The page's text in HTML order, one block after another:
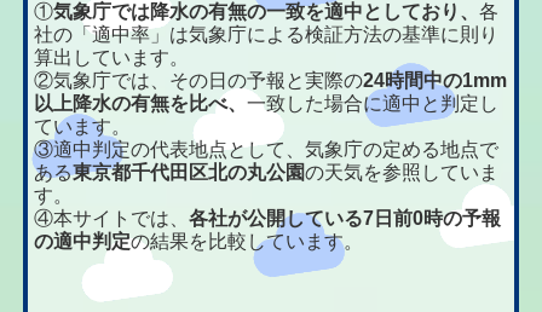
①気象庁では降水の有無の一致を適中としており、各
社の「適中率」は気象庁による検証方法の基準に則り
算出しています。
②気象庁では、その日の予報と実際の24時間中の1mm
以上降水の有無を比べ、一致した場合に適中と判定し
ています。
③適中判定の代表地点として、気象庁の定める地点で
ある東京都千代田区北の丸公園の天気を参照していま
す。
④本サイトでは、各社が公開している7日前0時の予報
の適中判定の結果を比較しています。